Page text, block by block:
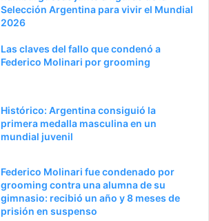
r
o
á
i
Selección Argentina para vivir el Mundial
2026
Las claves del fallo que condenó a
Federico Molinari por grooming
Histórico: Argentina consiguió la
primera medalla masculina en un
mundial juvenil
Federico Molinari fue condenado por
grooming contra una alumna de su
gimnasio: recibió un año y 8 meses de
prisión en suspenso